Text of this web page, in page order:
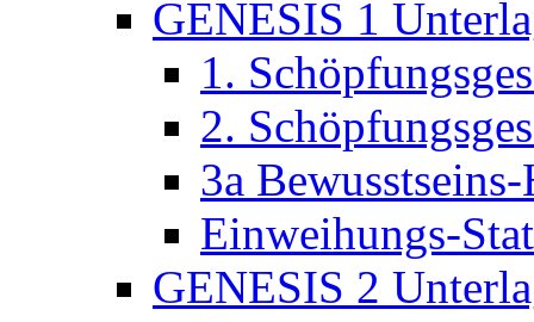
GENESIS 1
1.
2.
3a
Einweihungs-
GENESIS 2